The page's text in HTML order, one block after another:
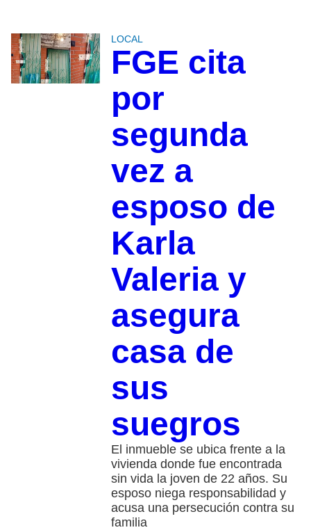
LOCAL
FGE cita
por
segunda
vez a
esposo de
Karla
Valeria y
asegura
casa de
sus
suegros
El inmueble se ubica frente a la
vivienda donde fue encontrada
sin vida la joven de 22 años. Su
esposo niega responsabilidad y
acusa una persecución contra su
familia